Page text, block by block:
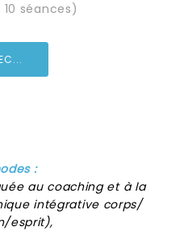
séances)
:
au coaching et à la
intégrative corps/
esprit),